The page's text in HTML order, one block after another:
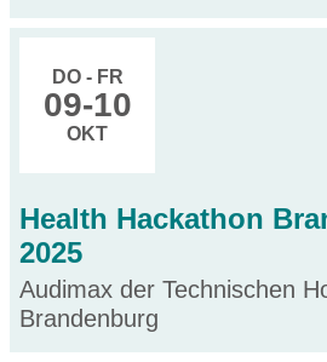
DO - FR
09-10
OKT
Health Hackathon
2025
Audimax der Technischen
Brandenburg